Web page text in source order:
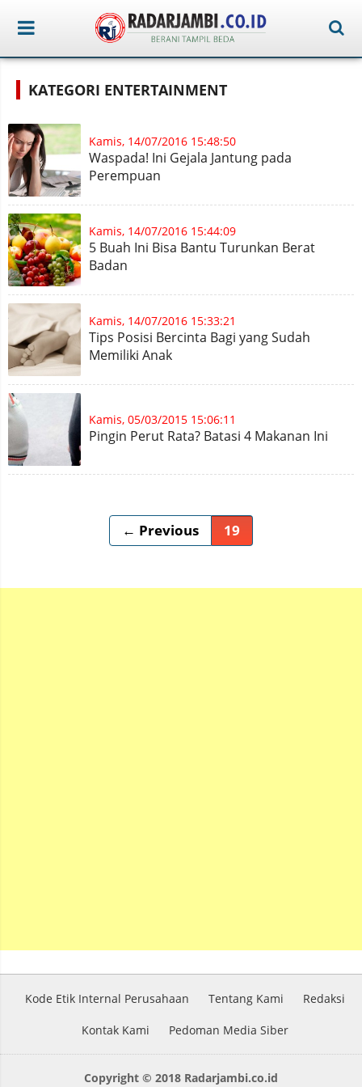
KATEGORI ENTERTAINMENT
Kamis, 14/07/2016 15:48:50
Waspada! Ini Gejala Jantung pada
Perempuan
Kamis, 14/07/2016 15:44:09
5 Buah Ini Bisa Bantu Turunkan Berat
Badan
Kamis, 14/07/2016 15:33:21
Tips Posisi Bercinta Bagi yang Sudah
Memiliki Anak
Kamis, 05/03/2015 15:06:11
Pingin Perut Rata? Batasi 4 Makanan Ini
← Previous 19
Kode Etik Internal Perusahaan Tentang Kami Redaksi
Kontak Kami Pedoman Media Siber
Copyright © 2018 Radarjambi.co.id